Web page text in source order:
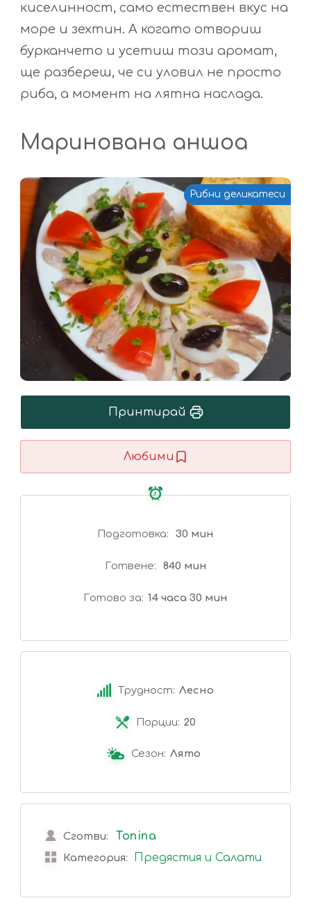
киселинност, само естествен вкус на
море и зехтин. А когато отвориш
бурканчето и усетиш този аромат,
ще разбереш, че си уловил не просто
риба, а момент на лятна наслада.
Маринована аншоа
Рибни деликатеси
Принтирай
Любими
Подготовка 30 мин
Готвене 840 мин
Готово за 14 часа 30 мин
Трудност: Лесно
Порции: 20
Сезон: Лято
Сготви: Tonina
Категория: Предястия и Салати